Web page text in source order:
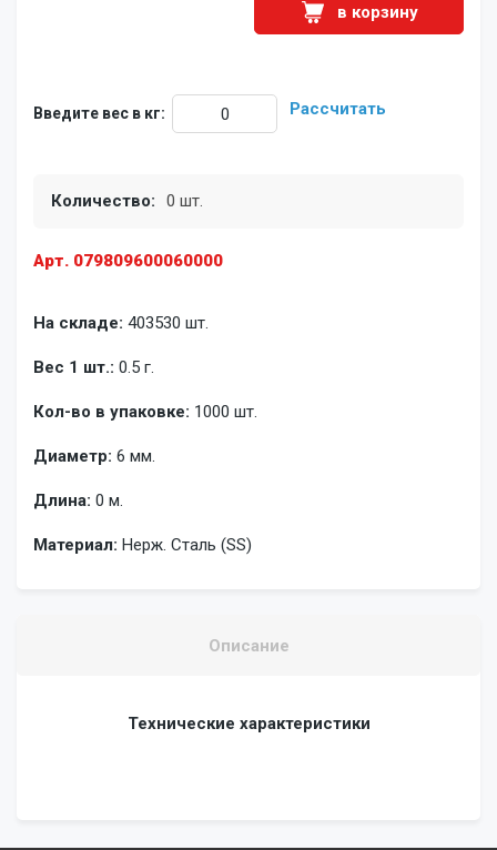
Арт. 079809600060000
На складе: 403530 шт.
Вес 1 шт.: 0.5 г.
Кол-во в упаковке: 1000 шт.
Диаметр: 6 мм.
Длина: 0 м.
Материал: Нерж. Сталь (SS)
в корзину
Введите вес в кг: Рассчитать
Количество: 0 шт.
Описание
Технические характеристики